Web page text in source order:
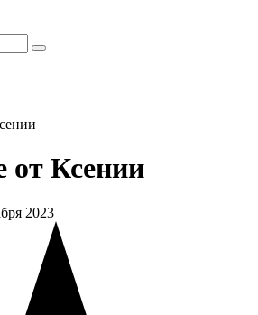
от Ксении
2023